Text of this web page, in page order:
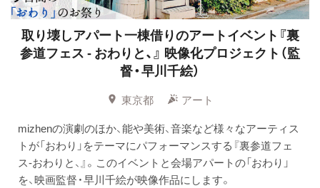
取り壊しアパート一棟借りのアートイベント『裏
参道フェス- おわりと、』 映像化プロジェクト（監
督・早川千絵）
東京都
アート
mizhenの演劇のほか、能や美術、音楽など様々なアーティス
トが「おわり」をテーマにパフォーマンスする『裏参道フェ
ス-おわりと、』。このイベントと会場アパートの「おわり」
を、映画監督・早川千絵が映像作品にします。